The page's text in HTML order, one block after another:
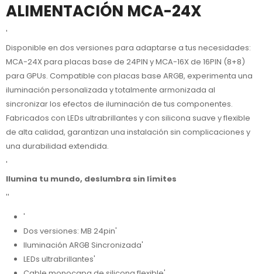
ALIMENTACIÓN MCA-24X
'
Disponible en dos versiones para adaptarse a tus necesidades:
MCA-24X para placas base de 24PIN y MCA-16X de 16PIN (8+8)
para GPUs. Compatible con placas base ARGB, experimenta una
iluminación personalizada y totalmente armonizada al
sincronizar los efectos de iluminación de tus componentes.
Fabricados con LEDs ultrabrillantes y con silicona suave y flexible
de alta calidad, garantizan una instalación sin complicaciones y
una durabilidad extendida.
'
Ilumina tu mundo, deslumbra sin límites
''
'
Dos versiones: MB 24pin'
Iluminación ARGB Sincronizada'
LEDs ultrabrillantes'